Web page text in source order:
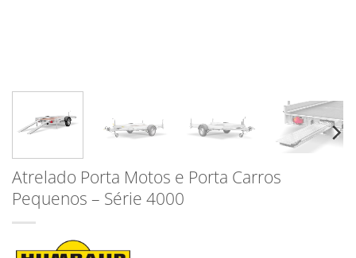
Atrelado Porta Motos e Porta Carros
Pequenos – Série 4000